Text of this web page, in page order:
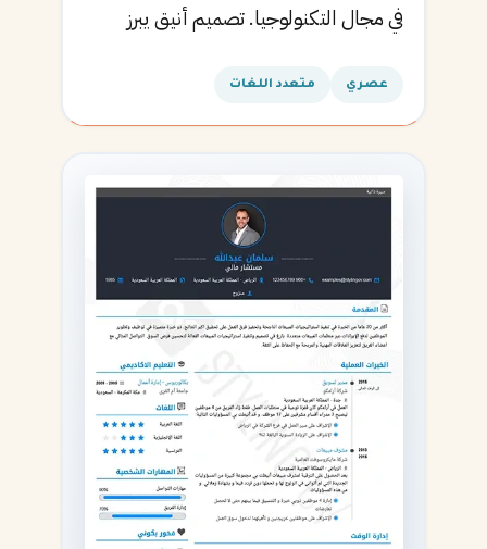
في مجال التكنولوجيا. تصميم أنيق يبرز
عصري متعدد اللغات